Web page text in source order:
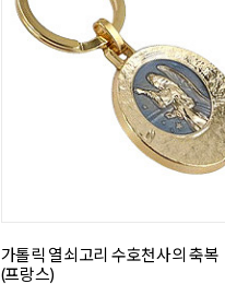
가톨릭 열쇠고리 수호천사의 축복
(프랑스)